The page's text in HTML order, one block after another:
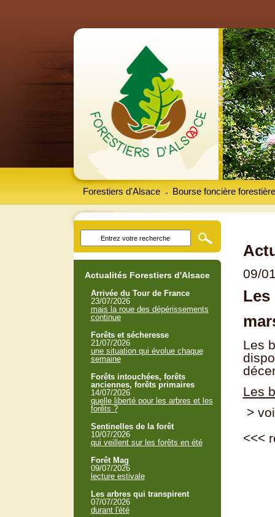
Forestiers d'Alsace Bourse foncière forestière
-
09/
Les
Les
Les
>
<<<
Actualités Forestiers d'Alsace
Arrivée du Tour de France
23/07/2026
mais la roue des dépérissements
continue
Forêts et sécheresse
21/07/2026
une situation qui évolue chaque
semaine
Forêts intouchées, forêts
anciennes, forêts primaires
14/07/2026
quelle liberté pour les arbres et les
forêts ?
Sentinelles de la forêt
10/07/2026
qui veillent sur les forêts en été
Forêt Mag
09/07/2026
lecture estivale
Les arbres qui transpirent
07/07/2026
durant l'été